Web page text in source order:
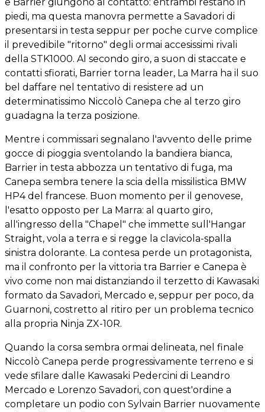
e Barrier giungono al contatto: entrambi restano in
piedi, ma questa manovra permette a Savadori di
presentarsi in testa seppur per poche curve complice
il prevedibile "ritorno" degli ormai accesissimi rivali
della STK1000. Al secondo giro, a suon di staccate e
contatti sfiorati, Barrier torna leader, La Marra ha il suo
bel daffare nel tentativo di resistere ad un
determinatissimo Niccolò Canepa che al terzo giro
guadagna la terza posizione.
Mentre i commissari segnalano l'avvento delle prime
gocce di pioggia sventolando la bandiera bianca,
Barrier in testa abbozza un tentativo di fuga, ma
Canepa sembra tenere la scia della missilistica BMW
HP4 del francese. Buon momento per il genovese,
l'esatto opposto per La Marra: al quarto giro,
all'ingresso della "Chapel" che immette sull'Hangar
Straight, vola a terra e si regge la clavicola-spalla
sinistra dolorante. La contesa perde un protagonista,
ma il confronto per la vittoria tra Barrier e Canepa è
vivo come non mai distanziando il terzetto di Kawasaki
formato da Savadori, Mercado e, seppur per poco, da
Guarnoni, costretto al ritiro per un problema tecnico
alla propria Ninja ZX-10R.
Quando la corsa sembra ormai delineata, nel finale
Niccolò Canepa perde progressivamente terreno e si
vede sfilare dalle Kawasaki Pedercini di Leandro
Mercado e Lorenzo Savadori, con quest'ordine a
completare un podio con Sylvain Barrier nuovamente